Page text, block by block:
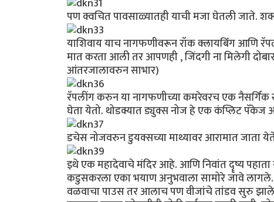
पण क्वचित पावसाळ्यातही याची मजा घेतली जाते.
याशिवाय याच नागफणीवरून रॉक क्लायबिंंग आणि
मात करता आली तर आपणही , जिंदगी ना मिलेगी
आंतरजालावरुन साभार)
रॅपलींग करुन या नागफणीच्या कमरेवरच एक नैसर्गिक
घेता येतो. थोडक्यात ड्युक्स नोज हे एक कंप्लिट पॅकेज
डचेस नोजवरुन डुयक्सच्या माथ्यावर आरामात जाता
इथे एक महादेवाचे मंदिर आहे. आणि निवांत दॄष्य
कडुसकरला एका भयाण अनुभवाला सामोरे जावे लागले.
वळवाचा पाउस तर आलाच पण वीजांचे तांडव सुरु